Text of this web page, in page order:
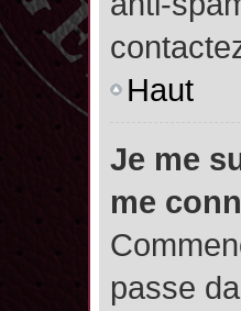
Haut
Je me
me
passe